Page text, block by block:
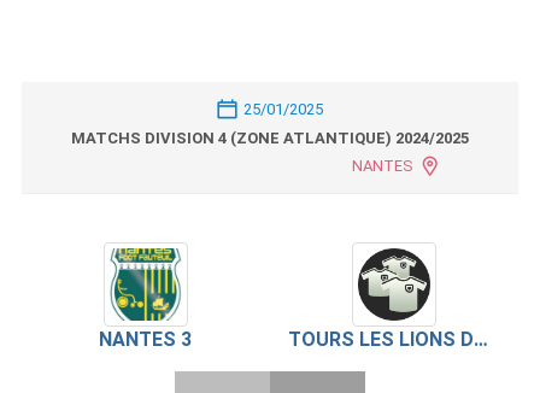
25/01/2025
MATCHS DIVISION 4 (ZONE ATLANTIQUE) 2024/2025
NANTES
NANTES 3 TOURS LES LIONS DU FASS